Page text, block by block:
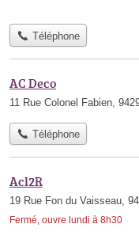
Téléphone
AC Deco
11 Rue Colonel Fabien,
Téléphone
Acl2R
19 Rue Fon du Vaisseau,
Fermé, ouvre lundi à 8h30